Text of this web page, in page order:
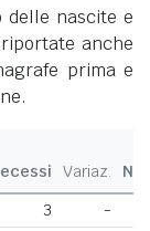
nascite e
anche
prima e
Variaz.
3
-